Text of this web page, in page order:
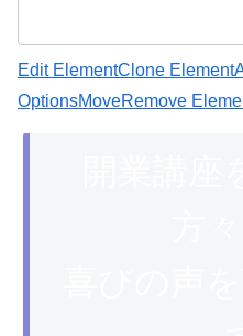
Edit ElementClone Element
OptionsMoveRemove